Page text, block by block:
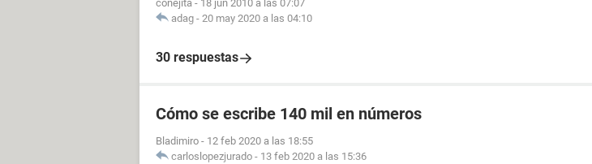
conejita - 18 jun 2010 a las 07:07
adag - 20 may 2020 a las 04:10
30 respuestas
Cómo se escribe 140 mil en números
Bladimiro - 12 feb 2020 a las 18:55
carloslopezjurado - 13 feb 2020 a las 15:36